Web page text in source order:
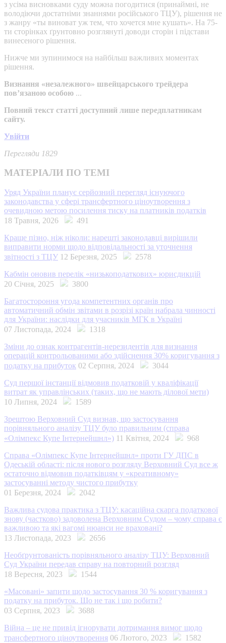
з усіма висновками суду можна погодитися (принаймні, не
володіючи достатніми знаннями російського ТЦУ), рішення не
з жанру «ты виноват уж тем, что хочется мне кушать». На 75-
ти сторінках ґрунтовно розглянуті доводи сторін і підстави
винесеного рішення.
Нижче ми зупинимося на найбільш важливих моментах
рішення.
Визнання «незалежного» швейцарського трейдера
пов’язаною особою ...
Повний текст статті доступний лише передплатникам
сайту.
Увійти
Перегляди 1829
МАТЕРІАЛИ ПО ТЕМІ
Уряд України планує серйозний перегляд існуючого
законодавства у сфері трансфертного ціноутворення з
очевидною метою посилення тиску на платників податків
18 Травня, 2026
491
Краще пізно, ніж ніколи: нарешті законодавці вирішили
виправити норми щодо відповідальності за уточнення
звітності з ТЦУ 12 Березня, 2025
2578
Кабмін оновив перелік «низькоподаткових» юрисдикцій
20 Січня, 2025
3800
Багатостороння угода компетентних органів про
автоматичний обмін звітами в розрізі країн набрала чинності
для України: наслідки для учасників МГК в Україні
07 Листопада, 2024
1318
Зміни до ознак контрагентів-нерезидентів для визнання
операцій контрольованими або здійснення 30% коригування з
податку на прибуток 02 Серпня, 2024
3044
Суд першої інстанції відмовив податковій у кваліфікації
витрат як управлінських (таких, що не мають ділової мети)
10 Липня, 2024
1589
Зрештою Верховний Суд визнав, що застосування
порівняльного аналізу ТЦУ було правильним (справа
«Олімпекс Купе Інтернейшнл») 11 Квітня, 2024
968
Справа «Олімпекс Купе Інтернейшнл» проти ГУ ДПС в
Одеській області: після нового розгляду Верховний Суд все ж
остаточно відмовив податківцям у «креативному»
застосуванні методу чистого прибутку
01 Березня, 2024
2042
Важлива судова практика з ТЦУ: касаційна скарга податкової
знову (частково) задоволена Верховним Судом – чому справа є
важливою та які вагомі нюанси не враховані?
13 Листопада, 2023
2656
Необґрунтованість порівняльного аналізу ТЦУ: Верховний
Суд України передав справу на повторний розгляд
18 Вересня, 2023
1544
«Масовані» запити щодо застосування 30 % коригування з
податку на прибуток. Що не так і що робити?
03 Серпня, 2023
3688
Війна – це не привід ігнорувати дотримання вимог щодо
трансфертного ціноутворення 06 Лютого, 2023 1582